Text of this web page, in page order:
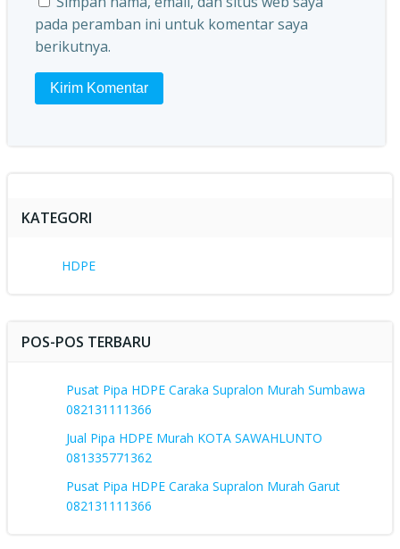
pada peramban ini untuk komentar saya
berikutnya.
KATEGORI
HDPE
POS-POS TERBARU
Pusat Pipa HDPE Caraka Supralon Murah Sumbawa
082131111366
Jual Pipa HDPE Murah KOTA SAWAHLUNTO
081335771362
Pusat Pipa HDPE Caraka Supralon Murah Garut
082131111366